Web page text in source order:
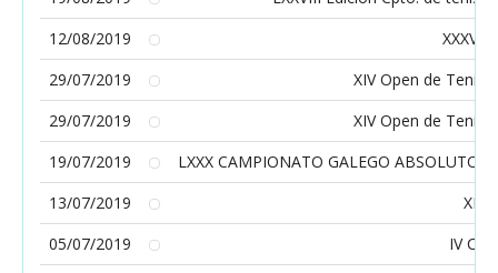
12/08/2019
XXXV
29/07/2019
XIV Open de Tenis
29/07/2019
XIV Open de Tenis
19/07/2019
LXXX CAMPIONATO GALEGO ABSOLUTO/
13/07/2019
XII
05/07/2019
IV